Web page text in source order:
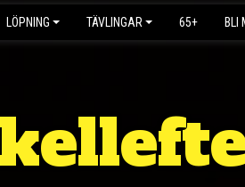
LÖPNING TÄVLINGAR 65+ BLI